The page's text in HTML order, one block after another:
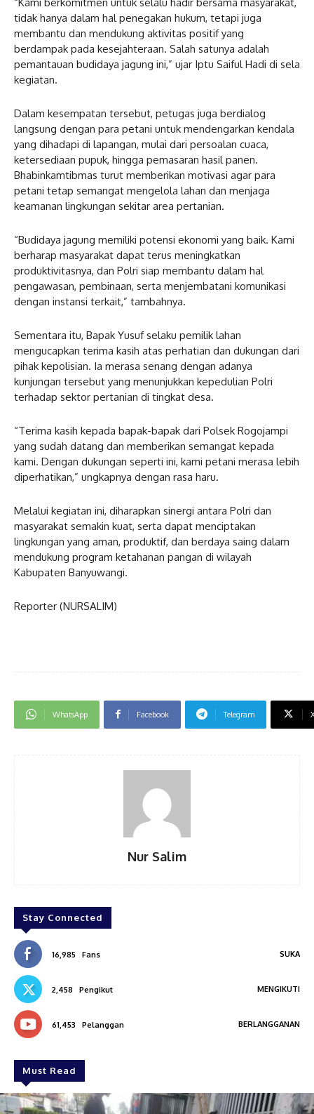
tidak hanya dalam hal penegakan hukum, tetapi juga
membantu dan mendukung aktivitas positif yang
berdampak pada kesejahteraan. Salah satunya adalah
pemantauan budidaya jagung ini,” ujar Iptu Saiful Hadi di sela
kegiatan.
Dalam kesempatan tersebut, petugas juga berdialog
langsung dengan para petani untuk mendengarkan kendala
yang dihadapi di lapangan, mulai dari persoalan cuaca,
ketersediaan pupuk, hingga pemasaran hasil panen.
Bhabinkamtibmas turut memberikan motivasi agar para
petani tetap semangat mengelola lahan dan menjaga
keamanan lingkungan sekitar area pertanian.
“Budidaya jagung memiliki potensi ekonomi yang baik. Kami
berharap masyarakat dapat terus meningkatkan
produktivitasnya, dan Polri siap membantu dalam hal
pengawasan, pembinaan, serta menjembatani komunikasi
dengan instansi terkait,” tambahnya.
Sementara itu, Bapak Yusuf selaku pemilik lahan
mengucapkan terima kasih atas perhatian dan dukungan dari
pihak kepolisian. Ia merasa senang dengan adanya
kunjungan tersebut yang menunjukkan kepedulian Polri
terhadap sektor pertanian di tingkat desa.
“Terima kasih kepada bapak-bapak dari Polsek Rogojampi
yang sudah datang dan memberikan semangat kepada
kami. Dengan dukungan seperti ini, kami petani merasa lebih
diperhatikan,” ungkapnya dengan rasa haru.
Melalui kegiatan ini, diharapkan sinergi antara Polri dan
masyarakat semakin kuat, serta dapat menciptakan
lingkungan yang aman, produktif, dan berdaya saing dalam
mendukung program ketahanan pangan di wilayah
Kabupaten Banyuwangi.
Reporter (NURSALIM)
WhatsApp Facebook Telegram
Nur Salim
Stay Connected
16,985 Fans SUKA
2,458 Pengikut MENGIKUTI
61,453 Pelanggan BERLANGGANAN
Must Read